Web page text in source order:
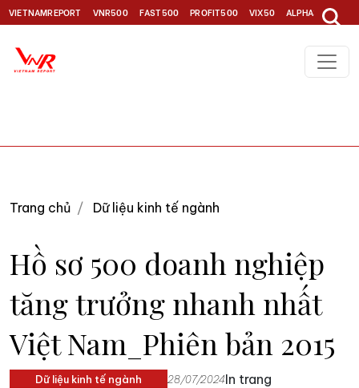
VIETNAMREPORT VNR500 FAST500 PROFIT500 VIX50 ALPHA30
Trang chủ Dữ liệu kinh tế ngành
Hồ sơ 500 doanh nghiệp
tăng trưởng nhanh nhất
Việt Nam_Phiên bản 2015
Dữ liệu kinh tế ngành 28/07/2024In trang